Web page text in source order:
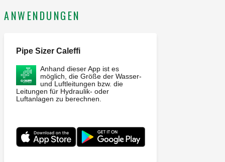
ANWENDUNGEN
Pipe Sizer Caleffi
Anhand dieser App ist es
möglich, die Größe der Wasser-
und Luftleitungen bzw. die
Leitungen für Hydraulik- oder
Luftanlagen zu berechnen.